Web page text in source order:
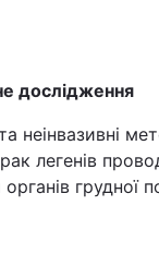
дослідження
неінвазивні
легенів
органів